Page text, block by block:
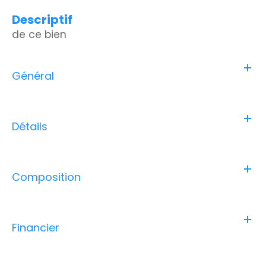
descriptif
de ce bien
Général
Détails
Composition
Financier